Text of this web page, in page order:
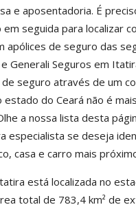
e aposentadoria. É
em seguida para localizar
apólices de seguro das
Generali Seguros em
de seguro através de um
do Ceará não é
a nossa lista desta
especialista se deseja
casa e carro mais
está localizada no
total de 783,4 km² de